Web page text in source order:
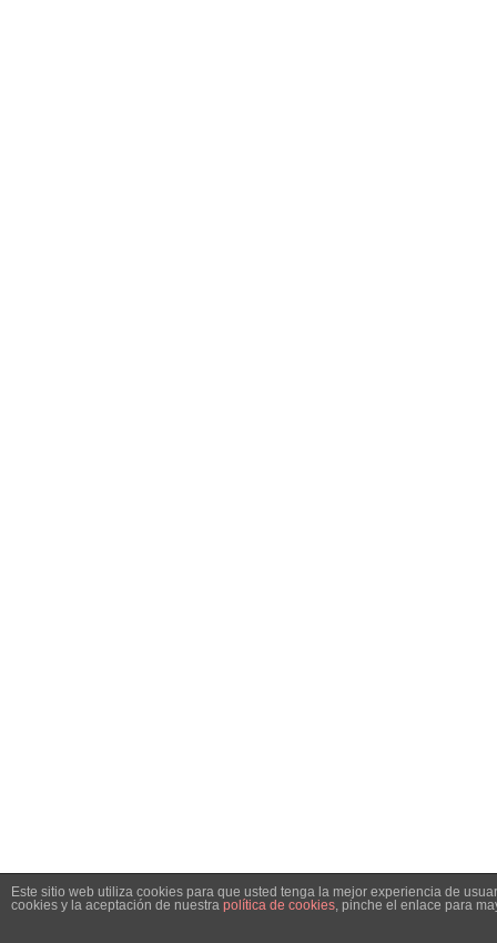
Este sitio web utiliza cookies para que usted tenga la mejor experiencia de
cookies y la aceptación de nuestra política de cookies, pinche el enlace para